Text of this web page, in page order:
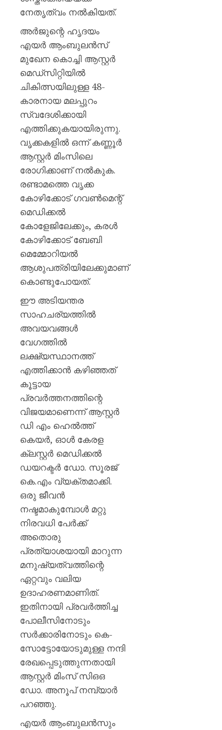
നേതൃത്വം നൽകിയത്.
അർജുന്റെ ഹൃദയം
എയർ ആംബുലൻസ്
മുഖേന കൊച്ചി ആസ്റ്റർ
മെഡ്സിറ്റിയിൽ
ചികിത്സയിലുള്ള 48-
കാരനായ മലപ്പുറം
സ്വദേശിക്കായി
എത്തിക്കുകയായിരുന്നു.
വൃക്കകളിൽ ഒന്ന് കണ്ണൂർ
ആസ്റ്റർ മിംസിലെ
രോഗിക്കാണ് നൽകുക.
രണ്ടാമത്തെ വൃക്ക
കോഴിക്കോട് ഗവൺമെന്റ്
മെഡിക്കൽ
കോളേജിലേക്കും, കരൾ
കോഴിക്കോട് ബേബി
മെമ്മോറിയൽ
ആശുപത്രിയിലേക്കുമാണ്
കൊണ്ടുപോയത്.
ഈ അടിയന്തര
സാഹചര്യത്തിൽ
അവയവങ്ങൾ
വേഗത്തിൽ
ലക്ഷ്യസ്ഥാനത്ത്
എത്തിക്കാൻ കഴിഞ്ഞത്
കൂട്ടായ
പ്രവർത്തനത്തിന്റെ
വിജയമാണെന്ന് ആസ്റ്റർ
ഡി എം ഹെൽത്ത്‌
കെയർ, ഓൾ കേരള
ക്ലസ്റ്റർ മെഡിക്കൽ
ഡയറക്ടർ ഡോ. സൂരജ്
കെ.എം വ്യക്തമാക്കി.
ഒരു ജീവൻ
നഷ്ടമാകുമ്പോൾ മറ്റു
നിരവധി പേർക്ക്
അതൊരു
പ്രത്യാശയായി മാറുന്ന
മനുഷ്യത്വത്തിന്റെ
ഏറ്റവും വലിയ
ഉദാഹരണമാണിത്.
ഇതിനായി പ്രവർത്തിച്ച
പോലീസിനോടും
സർക്കാരിനോടും കെ-
സോട്ടോയോടുമുള്ള നന്ദി
രേഖപ്പെടുത്തുന്നതായി
ആസ്റ്റർ മിംസ് സിഒഒ
ഡോ. അനൂപ് നമ്പ്യാർ
പറഞ്ഞു.
എയർ ആംബുലൻസും